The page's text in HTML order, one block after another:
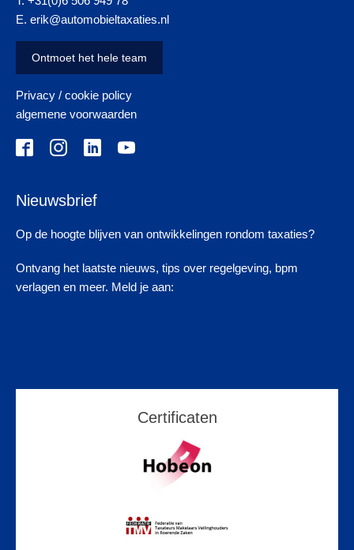
E. erik@automobieltaxaties.nl
Ontmoet het hele team
Privacy / cookie policy
algemene voorwaarden
Nieuwsbrief
Op de hoogte blijven van ontwikkelingen rondom taxaties?
Ontvang het laatste nieuws, tips over regelgeving, bpm
verlagen en meer. Meld je aan:
Certificaten